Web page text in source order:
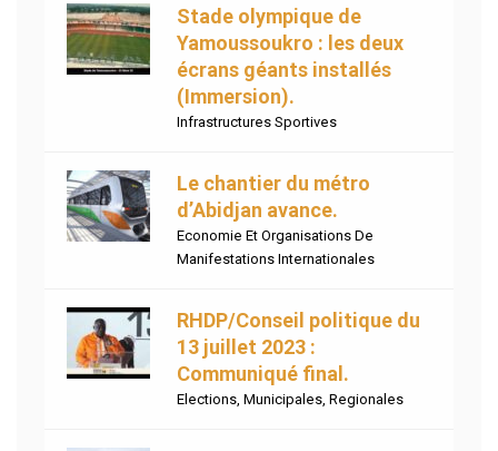
Stade olympique de
Yamoussoukro : les deux
écrans géants installés
(Immersion).
Infrastructures Sportives
Le chantier du métro
d’Abidjan avance.
Economie Et Organisations De
Manifestations Internationales
RHDP/Conseil politique du
13 juillet 2023 :
Communiqué final.
Elections Municipales Regionales